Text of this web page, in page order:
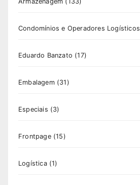
Condomínios e Operadores Logísticos
Eduardo Banzato (17)
Embalagem(31)
Especiais (3)
Frontpage(15)
Logística(1)